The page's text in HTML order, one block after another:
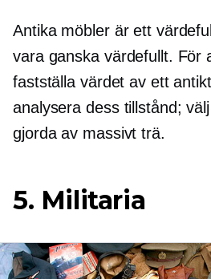
Antika möbler är ett
vara ganska värdefullt. För
fastställa värdet av ett
analysera dess tillstånd;
gjorda av massivt trä.
5. Militaria